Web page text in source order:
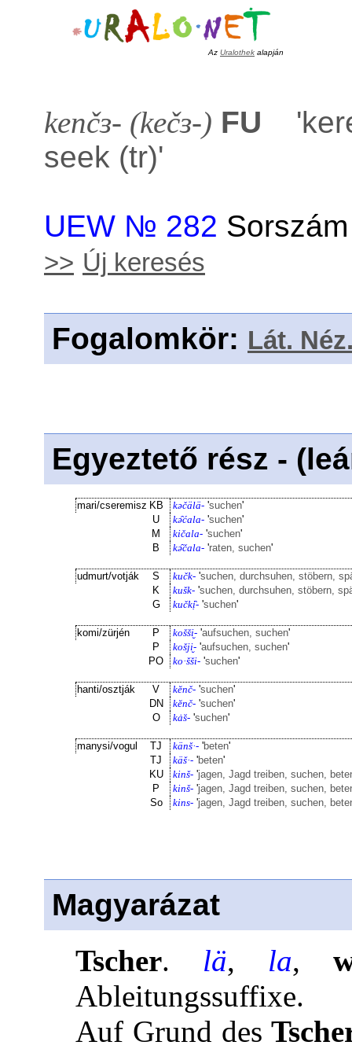
Az Uralothek alapján
kenčɜ- (kečɜ-) FU '
seek (tr)'
UEW № 282
>> Új keresés
Fogalomkör: Lát.
Egyeztető rész -
mari/cseremisz KB kəčälä- 'suchen'
U
kə̑ćala- 'suchen'
M
kičala- 'suchen'
B
kə̑čala- 'raten, suchen'
udmurt/votják S kučk- 'suchen, durchsuhen, stöbern,
K
kušk- 'suchen, durchsuhen, stöbern,
G
kučkị̑- 'suchen'
komi/zürjén P košši̮- 'aufsuchen, suchen'
P
košji̮- 'aufsuchen, suchen'
PO
ko·šši- 'suchen'
hanti/osztják V kĕnč- 'suchen'
DN
kĕnč- 'suchen'
O
kȧ̆s- 'suchen'
manysi/vogul TJ känš·- 'beten'
TJ
käš·- 'beten'
KU
kinš- 'jagen, Jagd treiben, suchen,
P
kinš- 'jagen, Jagd treiben, suchen,
So
kins- 'jagen, Jagd treiben, suchen,
Magyarázat
Tscher. lä, la,
Ableitungssuffixe.
Auf Grund des